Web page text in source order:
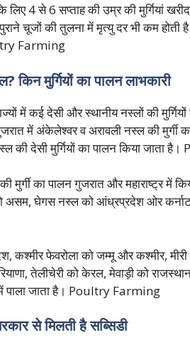
लिए 4 से 6 सप्ताह की उम्र की मुर्गियां
चूजों की तुलना में मृत्यु दर भी कम होती
Farming
किन मुर्गियों का पालन लाभकारी
में कई देसी और स्थानीय नस्लों की
में अंकेलेश्वर व अरावली नस्ल की मुर्गी
की देसी मुर्गियों का पालन किया जाता
मुर्गी का पालन गुजरात और महाराष्ट्र में
असम, घेगस नस्ल को आंध्रप्रदेश ओर
कश्मीर फेवरोला को जम्मू और कश्मीर,
तेलीचेरी को केरल, मेवाड़ी को
पाला जाता है। Poultry Farming
से मिलती है सब्सिडी